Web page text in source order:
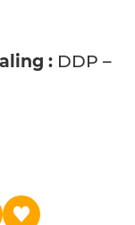
: DDP –